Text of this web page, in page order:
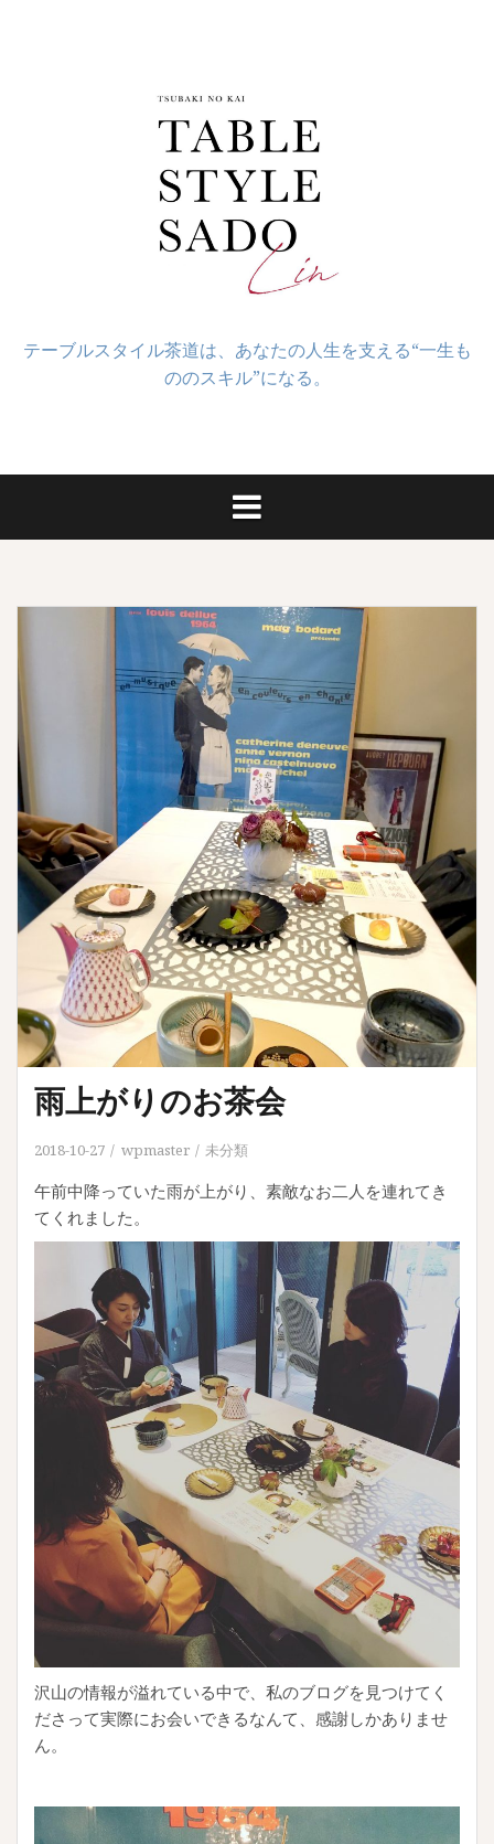
テーブルスタイル茶道は、あなたの人生を支える“一生も
ののスキル”になる。
雨上がりのお茶会
2018-10-27 wpmaster 未分類
午前中降っていた雨が上がり、素敵なお二人を連れてき
てくれました。
沢山の情報が溢れている中で、私のブログを見つけてく
ださって実際にお会いできるなんて、感謝しかありませ
ん。